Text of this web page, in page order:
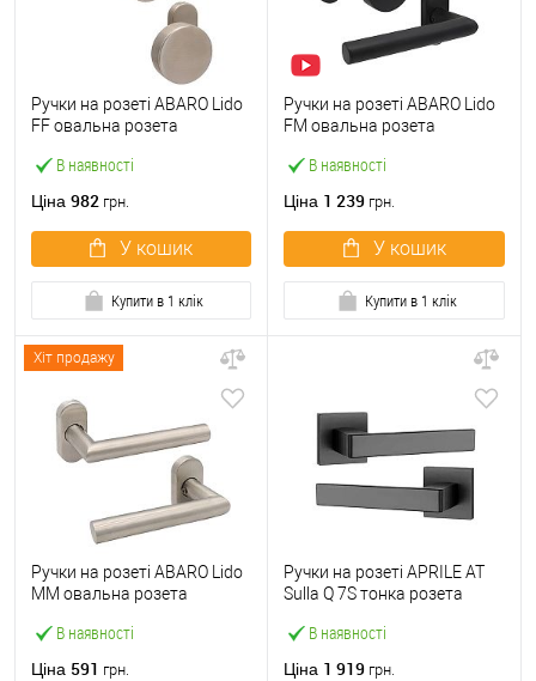
В наявності
Ручки на розеті ABARO Lido
FF овальна розета
нержавіюча сталь
Ціна 982 грн.
У кошик
Купити в 1 клік
В наявності
Ручки на розеті ABARO Lido
FM овальна розета
Ціна 1 239 грн.
У кошик
Купити в 1 клік
Хіт продажу
В наявності
Ручки на розеті ABARO Lido
MM овальна розета
Ціна 591 грн.
В наявності
Ручки на розеті APRILE AT
Sulla Q 7S тонка розета
Ціна 1 919 грн.